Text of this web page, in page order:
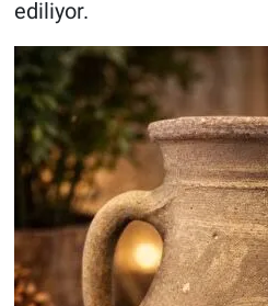
ediliyor.